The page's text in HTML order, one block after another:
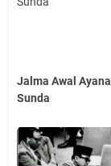
Jalma Awal
Sunda